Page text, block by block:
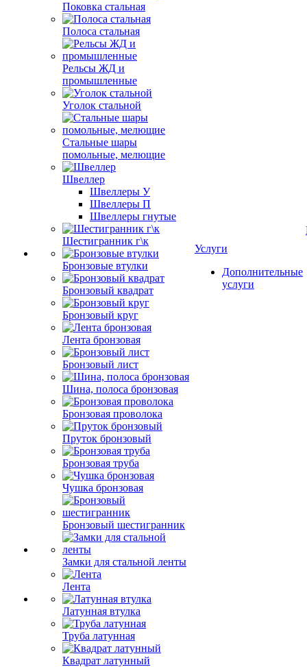
Поковка стальная
Полоса стальная
Рельсы ЖД и
промышленные
Уголок стальной
Стальные шары
помольные, мелющие
Швеллер
Швеллеры У
Швеллеры П
Швеллеры гнутые
Шестигранник г\к
Бронзовые втулки
Бронзовый квадрат
Бронзовый круг
Лента бронзовая
Бронзовый лист
Шина, полоса бронзовая
Бронзовая проволока
Пруток бронзовый
Бронзовая труба
Чушка бронзовая
Бронзовый шестигранник
Замки для стальной ленты
Лента
Латунная втулка
Труба латунная
Квадрат латунный
Услуги
Дополнительные
услуги